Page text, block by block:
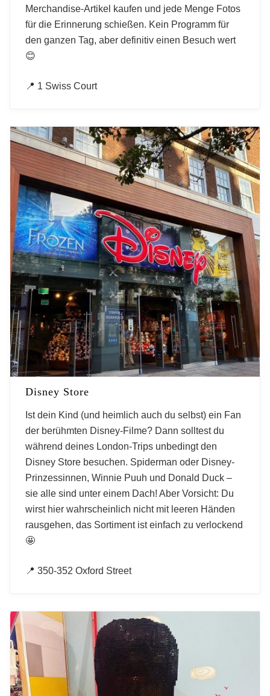
Merchandise-Artikel kaufen und jede Menge Fotos
für die Erinnerung schießen. Kein Programm für
den ganzen Tag, aber definitiv einen Besuch wert
😊
📍 1 Swiss Court
Disney Store
Ist dein Kind (und heimlich auch du selbst) ein Fan
der berühmten Disney-Filme? Dann solltest du
während deines London-Trips unbedingt den
Disney Store besuchen. Spiderman oder Disney-
Prinzessinnen, Winnie Puuh und Donald Duck –
sie alle sind unter einem Dach! Aber Vorsicht: Du
wirst hier wahrscheinlich nicht mit leeren Händen
rausgehen, das Sortiment ist einfach zu verlockend
🤩
📍 350-352 Oxford Street